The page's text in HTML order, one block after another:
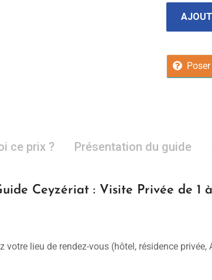
ce prix ? Présentation du guide
Ceyzériat : Visite Privée de 1
lieu de rendez-vous (hôtel, résidence